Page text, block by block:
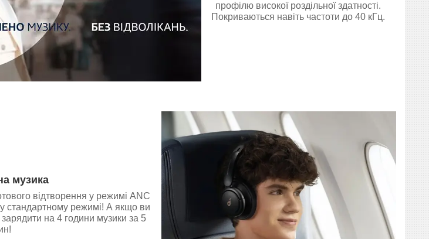
профілю високої роздільної здатності.
Покриваються навіть частоти до 40 кГц.
музика
відтворення у режимі ANC
стандартному режимі! А якщо ви
на 4 години музики за 5